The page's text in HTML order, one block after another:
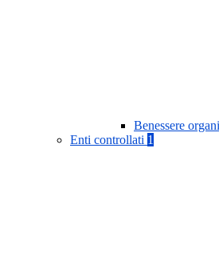
Benessere
Enti controllati 1